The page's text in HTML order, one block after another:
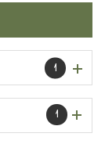
1
1